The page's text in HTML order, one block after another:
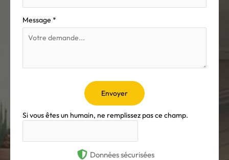
Message *
Envoyer
Si vous êtes un humain, ne remplissez pas ce champ.
Données sécurisées